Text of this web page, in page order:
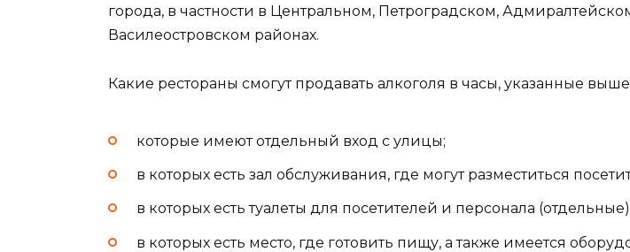
города, в частности в Центральном, Петроградском,
Василеостровском районах.
Какие рестораны смогут продавать алкоголя в часы, указанные
которые имеют отдельный вход с улицы;
в которых есть зал обслуживания, где могут разместиться
в которых есть туалеты для посетителей и персонала
в которых есть место, где готовить пищу, а также имеется